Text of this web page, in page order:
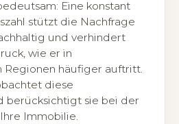
Eine konstant
stützt die Nachfrage
und verhindert
wie er in
Regionen häufiger auftritt.
diese
berücksichtigt sie bei der
Immobilie.